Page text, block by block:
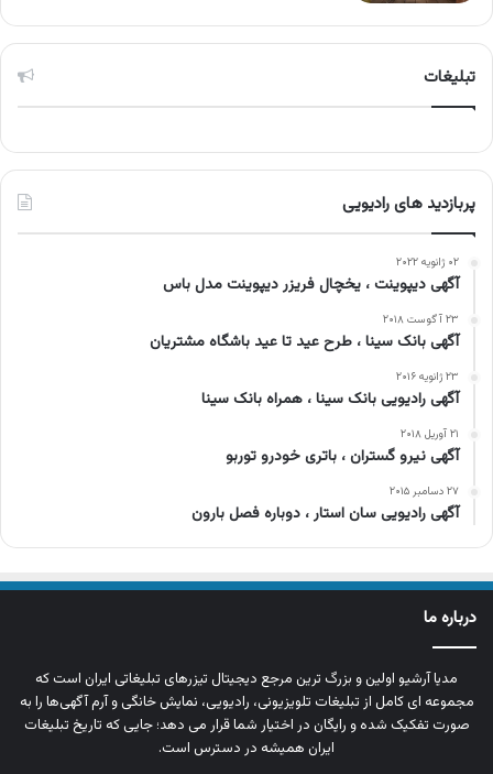
تبلیغات
پربازدید های رادیویی
۰۲ ژانویه ۲۰۲۲
آگهی دیپوینت ، یخچال فریزر دیپوینت مدل باس
۲۳ آگوست ۲۰۱۸
آگهی بانک سینا ، طرح عید تا عید باشگاه مشتریان
۲۳ ژانویه ۲۰۱۶
آگهی رادیویی بانک سینا ، همراه بانک سینا
۲۱ آوریل ۲۰۱۸
آگهی نیرو گستران ، باتری خودرو توربو
۲۷ دسامبر ۲۰۱۵
آگهی رادیویی سان استار ، دوباره فصل بارون
درباره ما
مدیا آرشیو اولین و بزرگ‌ ترین مرجع دیجیتال تیزرهای تبلیغاتی ایران است که
مجموعه‌ ای کامل از تبلیغات تلویزیونی، رادیویی، نمایش خانگی و آرم‌ آگهی‌ها را به‌
صورت تفکیک‌ شده و رایگان در اختیار شما قرار می‌ دهد؛ جایی که تاریخ تبلیغات
ایران همیشه در دسترس است.